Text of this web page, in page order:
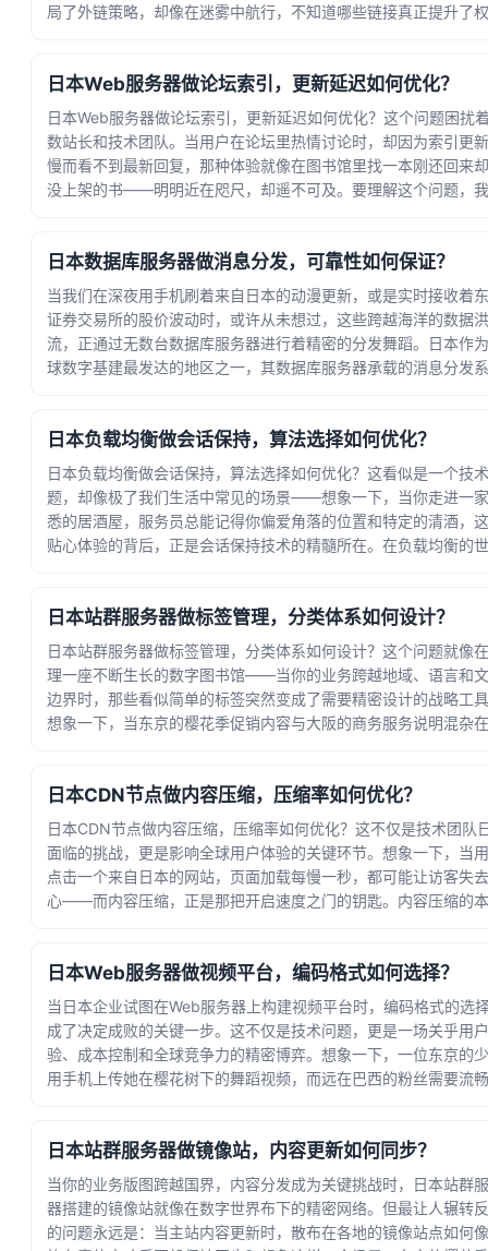
局了外链策略，却像在迷雾中航行，不知道哪些链接真正提升了权
日本Web服务器做论坛索引，更新延迟如何优化？
日本Web服务器做论坛索引，更新延迟如何优化？这个问题困扰
数站长和技术团队。当用户在论坛里热情讨论时，却因为索引更
慢而看不到最新回复，那种体验就像在图书馆里找一本刚还回来
没上架的书——明明近在咫尺，却遥不可及。要理解这个问题，
日本数据库服务器做消息分发，可靠性如何保证？
当我们在深夜用手机刷着来自日本的动漫更新，或是实时接收着
证券交易所的股价波动时，或许从未想过，这些跨越海洋的数据洪
流，正通过无数台数据库服务器进行着精密的分发舞蹈。日本作
球数字基建最发达的地区之一，其数据库服务器承载的消息分发系
日本负载均衡做会话保持，算法选择如何优化？
日本负载均衡做会话保持，算法选择如何优化？这看似是一个技
题，却像极了我们生活中常见的场景——想象一下，当你走进一
悉的居酒屋，服务员总能记得你偏爱角落的位置和特定的清酒，
贴心体验的背后，正是会话保持技术的精髓所在。在负载均衡的
日本站群服务器做标签管理，分类体系如何设计？
日本站群服务器做标签管理，分类体系如何设计？这个问题就像
理一座不断生长的数字图书馆——当你的业务跨越地域、语言和
边界时，那些看似简单的标签突然变成了需要精密设计的战略工
想象一下，当东京的樱花季促销内容与大阪的商务服务说明混杂
日本CDN节点做内容压缩，压缩率如何优化？
日本CDN节点做内容压缩，压缩率如何优化？这不仅是技术团队
面临的挑战，更是影响全球用户体验的关键环节。想象一下，当
点击一个来自日本的网站，页面加载每慢一秒，都可能让访客失
心——而内容压缩，正是那把开启速度之门的钥匙。内容压缩的本
日本Web服务器做视频平台，编码格式如何选择？
当日本企业试图在Web服务器上构建视频平台时，编码格式的选
成了决定成败的关键一步。这不仅是技术问题，更是一场关乎用
验、成本控制和全球竞争力的精密博弈。想象一下，一位东京的
用手机上传她在樱花树下的舞蹈视频，而远在巴西的粉丝需要流
日本站群服务器做镜像站，内容更新如何同步？
当你的业务版图跨越国界，内容分发成为关键挑战时，日本站群
器搭建的镜像站就像在数字世界布下的精密网络。但最让人辗转
的问题永远是：当主站内容更新时，散布在各地的镜像站点如何